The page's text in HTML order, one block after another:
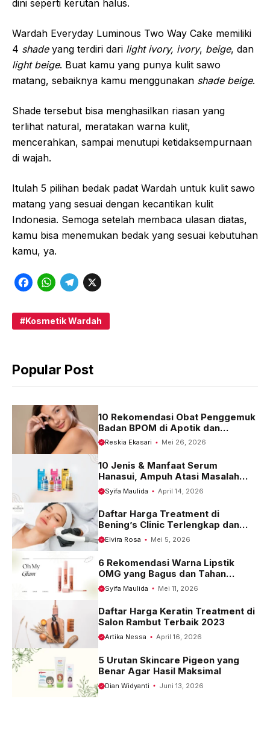
dini seperti kerutan halus.
Wardah Everyday Luminous Two Way Cake memiliki
4 shadeyang terdiri dari light ivory, ivory, beige, dan
light beige. Buat kamu yang punya kulit sawo
matang, sebaiknya kamu menggunakan shade beige.
Shade tersebut bisa menghasilkan riasan yang
terlihat natural, meratakan warna kulit,
mencerahkan, sampai menutupi ketidaksempurnaan
di wajah.
Itulah 5 pilihan bedak padat Wardah untuk kulit sawo
matang yang sesuai dengan kecantikan kulit
Indonesia. Semoga setelah membaca ulasan diatas,
kamu bisa menemukan bedak yang sesuai kebutuhan
kamu, ya.
F
c
o
W
a
A
p
T
l
r
m
X
Kosmetik Wardah
Popular Post
10 Rekomendasi Obat Penggemuk
Badan BPOM di Apotik dan
Harganya
Reskia Ekasari Mei 26, 2026
10 Jenis & Manfaat Serum
Hanasui, Ampuh Atasi Masalah
Kulit
Syifa Maulida April 14, 2026
Daftar Harga Treatment di
Bening’s Clinic Terlengkap dan
Terbaru 2023
Elvira Rosa Mei 5, 2026
6 Rekomendasi Warna Lipstik
OMG yang Bagus dan Tahan
Seharian
Syifa Maulida Mei 11, 2026
Daftar Harga Keratin Treatment di
Salon Rambut Terbaik 2023
Artika Nessa April 16, 2026
5 Urutan Skincare Pigeon yang
Benar Agar Hasil Maksimal
Dian Widyanti Juni 13, 2026